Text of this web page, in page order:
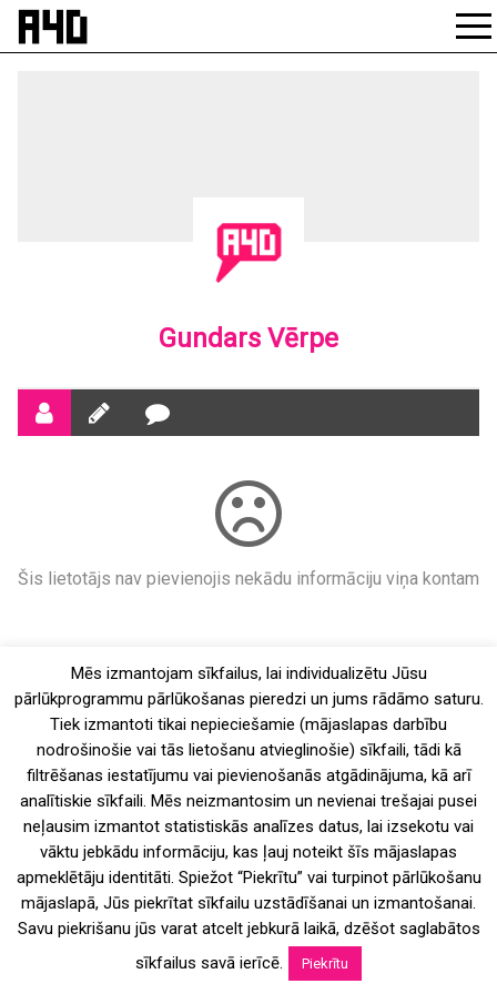
Skip
Gundars Vērpe
Šis lietotājs nav pievienojis nekādu informāciju viņa kontam
Mēs izmantojam sīkfailus, lai individualizētu Jūsu
pārlūkprogrammu pārlūkošanas pieredzi un jums rādāmo saturu.
Tiek izmantoti tikai nepieciešamie (mājaslapas darbību
nodrošinošie vai tās lietošanu atvieglinošie) sīkfaili, tādi kā
filtrēšanas iestatījumu vai pievienošanās atgādinājuma, kā arī
analītiskie sīkfaili. Mēs neizmantosim un nevienai trešajai pusei
neļausim izmantot statistiskās analīzes datus, lai izsekotu vai
vāktu jebkādu informāciju, kas ļauj noteikt šīs mājaslapas
apmeklētāju identitāti. Spiežot “Piekrītu” vai turpinot pārlūkošanu
mājaslapā, Jūs piekrītat sīkfailu uzstādīšanai un izmantošanai.
Savu piekrišanu jūs varat atcelt jebkurā laikā, dzēšot saglabātos
sīkfailus savā ierīcē.
Piekrītu